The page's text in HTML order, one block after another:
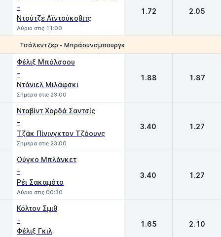
-
Ντούτζε Αϊντούκοβιτς
Αύριο στις 11:00
1.72 2.05
Τσάλεντζερ - Μπράουνσμπουργκ
Φέλιξ Μπόλσοου
-
Ντάνιελ Μιλάφσκι
Σήμερα στις 23:00
1.88 1.87
Νταβίντ Χορδά Σαντσίς
-
Τζάκ Πίνινγκτον Τζόουνς
Σήμερα στις 23:00
3.40 1.27
Oύγκο Μπλάνκετ
-
Ρέι Σακαμότο
Αύριο στις 00:30
3.40 1.27
Κόλτον Σμιθ
-
Φέλιξ Γκιλ
1.65 2.10